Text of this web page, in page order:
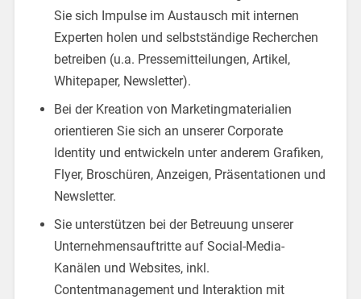
Sie sich Impulse im Austausch mit internen
Experten holen und selbstständige Recherchen
betreiben (u.a. Pressemitteilungen, Artikel,
Whitepaper, Newsletter).
Bei der Kreation von Marketingmaterialien
orientieren Sie sich an unserer Corporate
Identity und entwickeln unter anderem Grafiken,
Flyer, Broschüren, Anzeigen, Präsentationen und
Newsletter.
Sie unterstützen bei der Betreuung unserer
Unternehmensauftritte auf Social-Media-
Kanälen und Websites, inkl.
Contentmanagement und Interaktion mit